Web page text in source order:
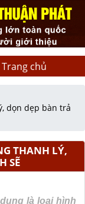
Trang chủ
dọn dẹp bàn trả
THANH LÝ,
SẼ
là loại hình